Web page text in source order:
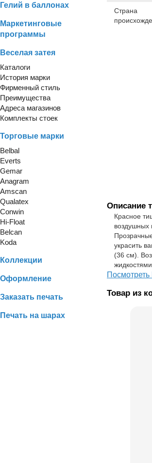
Гелий в баллонах
Маркетинговые
программы
Веселая затея
Каталоги
История марки
Фирменный стиль
Преимущества
Адреса магазинов
Комплекты стоек
Торговые марки
Belbal
Everts
Gemar
Anagram
Amscan
Qualatex
Conwin
Hi-Float
Belcan
Koda
Коллекции
Оформление
Заказать печать
Печать на шарах
Страна
Описание
Красное
воздушных
украсить
(36 см).
жидкостями.
Товар из